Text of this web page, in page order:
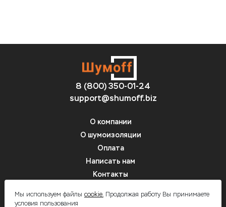
8 (800) 350-01-24
support@shumoff.biz
О компании
О шумоизоляции
Оплата
Написать нам
Контакты
Мы используем файлы cookie.Продолжая работу Вы принимаете
условия пользования